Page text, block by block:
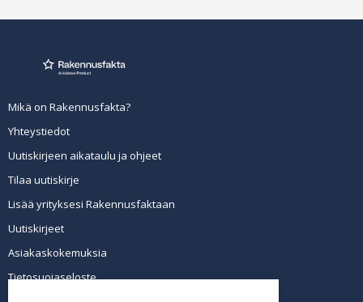
Mikä on Rakennusfakta?
Yhteystiedot
Uutiskirjeen aikataulu ja ohjeet
Tilaa uutiskirje
Lisää yrityksesi Rakennusfaktaan
Uutiskirjeet
Asiakaskokemuksia
Tietosuojaseloste